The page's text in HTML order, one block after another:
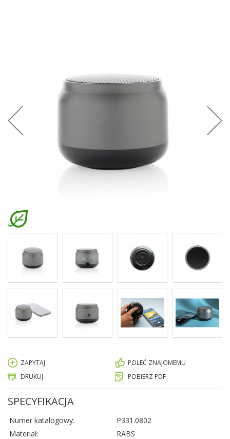
ZAPYTAJ
POLEĆ ZNAJOMEMU
DRUKUJ
POBIERZ PDF
SPECYFIKACJA
Numer katalogowy:
P331.0802
Materiał:
RABS